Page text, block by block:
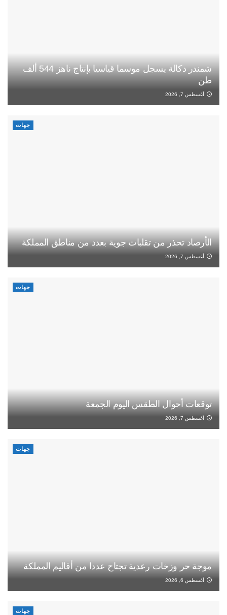
شمندر دكالة يسجل موسما قياسيا بإنتاج ناهز 544 ألف
طن
أغسطس 7, 2026
جهات
الأرصاد تحذر من تقلبات جوية بعدد من مناطق المملكة
أغسطس 7, 2026
جهات
توقعات أحوال الطقس اليوم الجمعة
أغسطس 7, 2026
جهات
موجة حر وزخات رعدية تجتاح عددا من أقاليم المملكة
أغسطس 6, 2026
جهات